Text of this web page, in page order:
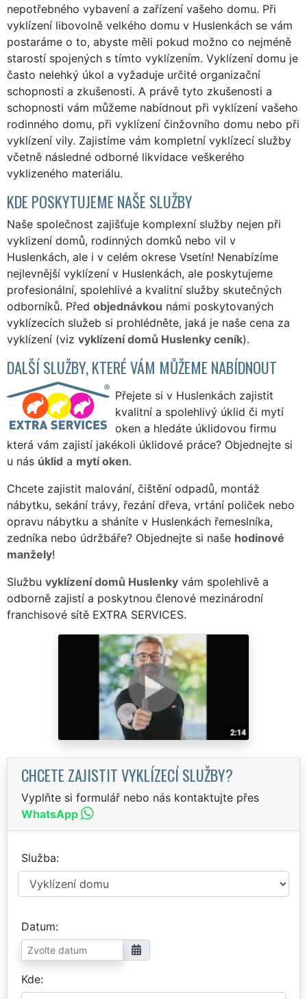
nepotřebného vybavení a zařízení vašeho domu. Při
vyklízení libovolně velkého domu v Huslenkách se vám
postaráme o to, abyste měli pokud možno co nejméně
starostí spojených s tímto vyklízením. Vyklízení domu je
často nelehký úkol a vyžaduje určité organizační
schopnosti a zkušenosti. A právě tyto zkušenosti a
schopnosti vám můžeme nabídnout při vyklízení vašeho
rodinného domu, při vyklízení činžovního domu nebo při
vyklízení vily. Zajistíme vám kompletní vyklízecí služby
včetně následné odborné likvidace veškerého
vyklizeného materiálu.
KDE POSKYTUJEME NAŠE SLUŽBY
Naše společnost zajišťuje komplexní služby nejen při
vyklizení domů, rodinných domků nebo vil v
Huslenkách, ale i v celém okrese Vsetín! Nenabízíme
nejlevnější vyklízení v Huslenkách, ale poskytujeme
profesionální, spolehlivé a kvalitní služby skutečných
odborníků. Před objednávkou námi poskytovaných
vyklízecích služeb si prohlédněte, jaká je naše cena za
vyklízení (viz vyklízení domů Huslenky ceník).
DALŠÍ SLUŽBY, KTERÉ VÁM MŮŽEME NABÍDNOUT
Přejete si v Huslenkách zajistit
kvalitní a spolehlivý úklid či mytí
oken a hledáte úklidovou firmu
která vám zajistí jakékoli úklidové práce? Objednejte si
u nás úklid a mytí oken.
Chcete zajistit malování, čištění odpadů, montáž
nábytku, sekání trávy, řezání dřeva, vrtání poliček nebo
opravu nábytku a sháníte v Huslenkách řemeslníka,
zedníka nebo údržbáře? Objednejte si naše hodinové
manžely!
Službu vyklízení domů Huslenky vám spolehlivě a
odborně zajistí a poskytnou členové mezinárodní
franchisové sítě EXTRA SERVICES.
CHCETE ZAJISTIT VYKLÍZECÍ SLUŽBY?
Vyplňte si formulář nebo nás kontaktujte přes
WhatsApp
Služba
Datum
Kde